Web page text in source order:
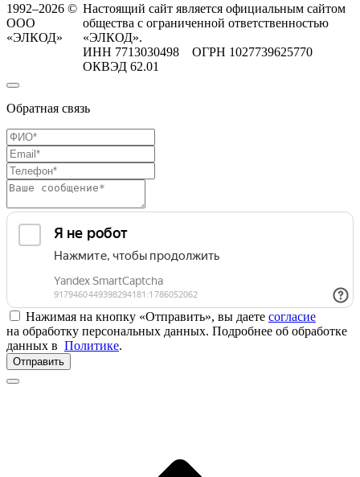
1992–2026 ©
ООО
«ЭЛКОД»
Настоящий сайт является официальным сайтом
общества с ограниченной ответственностью
«ЭЛКОД».
ИНН 7713030498 ОГРН 1027739625770
ОКВЭД 62.01
Обратная связь
Нажимая на кнопку «Отправить», вы даете согласие
на обработку персональных данных. Подробнее об обработке
данных в Политике.
Отправить